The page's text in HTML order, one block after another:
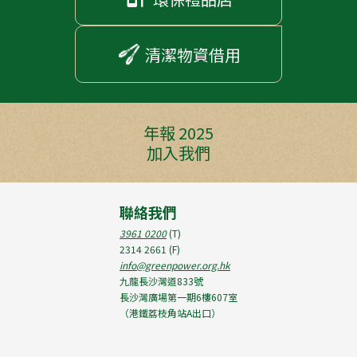
清潔物資借用
年報 2025
加入我們
聯絡我們
3961 0200(T)
2314 2661 (F)
info@greenpower.org.hk
九龍長沙灣道833號
長沙灣廣場第一期6樓607室
（港鐵荔枝角站A出口）